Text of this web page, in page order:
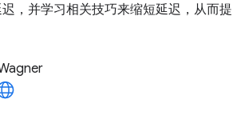
，并学习相关技巧来缩短延迟，从而提